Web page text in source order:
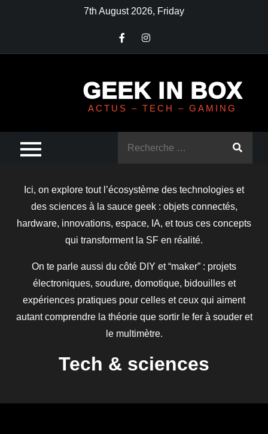
7th August 2026, Friday
GEEK IN BOX
ACTUS – TECH – GAMING
Ici, on explore tout l’écosystème des technologies et
des sciences à la sauce geek : objets connectés,
hardware, innovations, espace, IA, et tous ces concepts
qui transforment la SF en réalité.
On te parle aussi du côté DIY et “maker” : projets
électroniques, soudure, domotique, bidouilles et
expériences pratiques pour celles et ceux qui aiment
autant comprendre la théorie que sortir le fer à souder et
le multimètre.
Tech & sciences